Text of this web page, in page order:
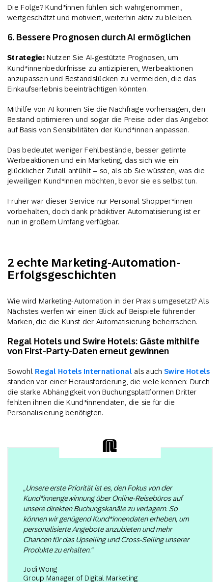
Die Folge? Kund*innen fühlen sich wahrgenommen,
wertgeschätzt und motiviert, weiterhin aktiv zu bleiben.
6. Bessere Prognosen durch AI ermöglichen
Strategie: Nutzen Sie AI-gestützte Prognosen, um
Kund*innenbedürfnisse zu antizipieren, Werbeaktionen
anzupassen und Bestandslücken zu vermeiden, die das
Einkaufserlebnis beeinträchtigen könnten.
Mithilfe von AI können Sie die Nachfrage vorhersagen, den
Bestand optimieren und sogar die Preise oder das Angebot
auf Basis von Sensibilitäten der Kund*innen anpassen.
Das bedeutet weniger Fehlbestände, besser getimte
Werbeaktionen und ein Marketing, das sich wie ein
glücklicher Zufall anfühlt – so, als ob Sie wüssten, was die
jeweiligen Kund*innen möchten, bevor sie es selbst tun.
Früher war dieser Service nur Personal Shopper*innen
vorbehalten, doch dank prädiktiver Automatisierung ist er
nun in großem Umfang verfügbar.
2 echte Marketing-Automation-
Erfolgsgeschichten
Wie wird Marketing-Automation in der Praxis umgesetzt? Als
Nächstes werfen wir einen Blick auf Beispiele führender
Marken, die die Kunst der Automatisierung beherrschen.
Regal Hotels und Swire Hotels: Gäste mithilfe
von First-Party-Daten erneut gewinnen
Sowohl Regal Hotels International als auch Swire Hotels
standen vor einer Herausforderung, die viele kennen: Durch
die starke Abhängigkeit von Buchungsplattformen Dritter
fehlten ihnen die Kund*innendaten, die sie für die
Personalisierung benötigten.
„Unsere erste Priorität ist es, den Fokus von der
Kund*innengewinnung über Online-Reisebüros auf
unsere direkten Buchungskanäle zu verlagern. So
können wir genügend Kund*innendaten erheben, um
personalisierte Angebote anzubieten und mehr
Chancen für das Upselling und Cross-Selling unserer
Produkte zu erhalten.“
Jodi Wong
Group Manager of Digital Marketing